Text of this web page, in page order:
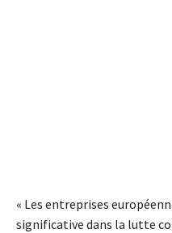
« Les entreprises
significative dans la lutte